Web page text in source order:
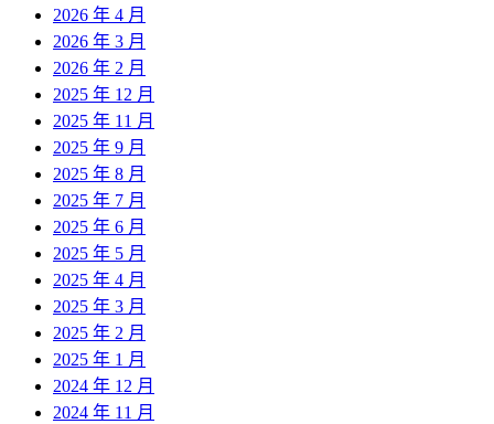
2026 年 4 月
2026 年 3 月
2026 年 2 月
2025 年 12 月
2025 年 11 月
2025 年 9 月
2025 年 8 月
2025 年 7 月
2025 年 6 月
2025 年 5 月
2025 年 4 月
2025 年 3 月
2025 年 2 月
2025 年 1 月
2024 年 12 月
2024 年 11 月